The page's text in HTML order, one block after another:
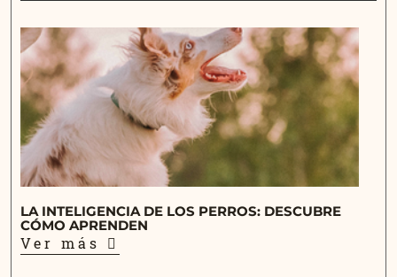
LA INTELIGENCIA DE LOS PERROS: DESCUBRE
CÓMO APRENDEN
Ver más